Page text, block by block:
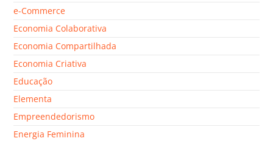
e-Commerce
Economia Colaborativa
Economia Compartilhada
Economia Criativa
Educação
Elementa
Empreendedorismo
Energia Feminina